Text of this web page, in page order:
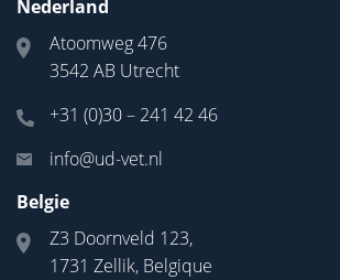
Nederland
Atoomweg 476
3542 AB Utrecht
+31 (0)30 – 241 42 46
info@ud-vet.nl
Belgie
Z3 Doornveld 123,
1731 Zellik, Belgique